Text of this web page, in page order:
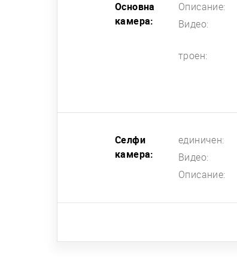
Основна
камера:
Описание:
Видео:
троен:
Селфи
камера:
единичен:
Видео:
Описание: